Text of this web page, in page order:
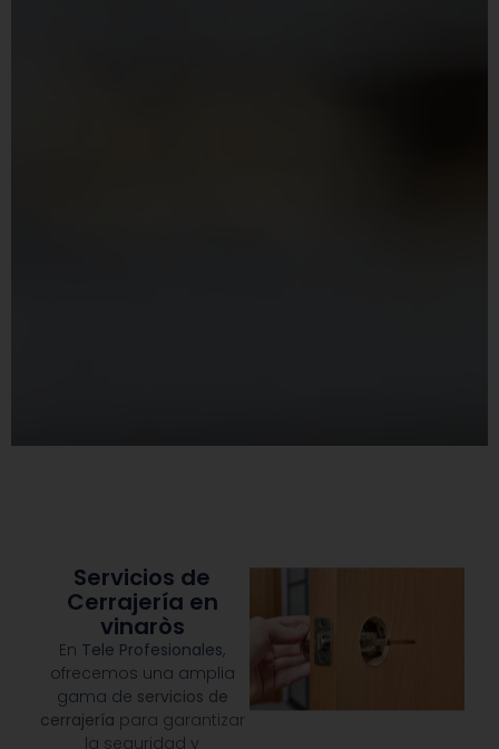
Servicios de
Cerrajería en
vinaròs
En Tele Profesionales,
ofrecemos una amplia
gama de servicios de
cerrajería para garantizar
la seguridad y